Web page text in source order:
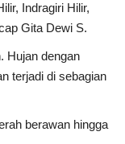
Indragiri Hilir,
Gita Dewi S.
Hujan dengan
terjadi di sebagian
berawan hingga